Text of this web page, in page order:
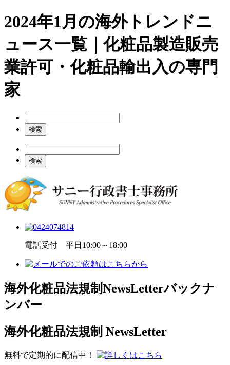
2024年1月の海外トレンドニ
ュース一覧｜化粧品製造販売
業許可・化粧品輸出入の専門
家
電話受付 平日10:00～18:00
海外化粧品法規制NewsLetterバックナ
ンバー
海外化粧品法規制 NewsLetter
無料で定期的に配信中！